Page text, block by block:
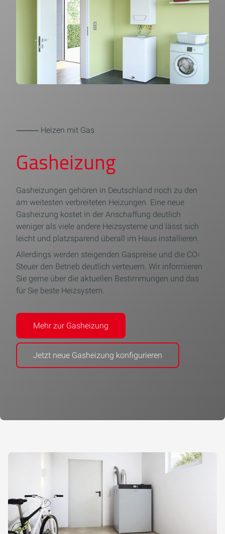
⸻ Heizen mit Gas
Gasheizung
Gasheizungen gehören in Deutschland noch zu den
am weitesten verbreiteten Heizungen. Eine neue
Gasheizung kostet in der Anschaffung deutlich
weniger als viele andere Heizsysteme und lässt sich
leicht und platzsparend überall im Haus installieren.
Allerdings werden steigenden Gaspreise und die CO 2
Steuer den Betrieb deutlich verteuern. Wir informieren
Sie gerne über die aktuellen Bestimmungen und das
für Sie beste Heizsystem.
Mehr zur Gasheizung
Jetzt neue Gasheizung konfigurieren